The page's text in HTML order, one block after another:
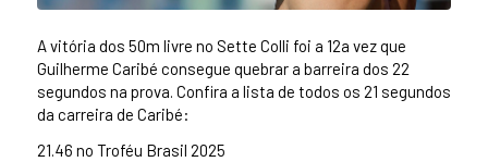
A vitória dos 50m livre no Sette Colli foi a 12a vez que
Guilherme Caribé consegue quebrar a barreira dos 22
segundos na prova. Confira a lista de todos os 21 segundos
da carreira de Caribé:
21.46 no Troféu Brasil 2025